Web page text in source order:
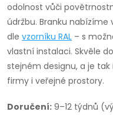
odolnost vůči
údržbu. Branku
dle vzorníku RAL – s
vlastní instalaci. Skvěle
stejném designu, a je
firmy i veřejné prostory.
Doručení: 9–12 týdnů